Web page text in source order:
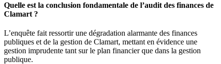
Quelle est la conclusion fondamentale de l’audit des finances de
Clamart ?
L’enquête fait ressortir une dégradation alarmante des finances
publiques et de la gestion de Clamart, mettant en évidence une
gestion imprudente tant sur le plan financier que dans la gestion
publique.